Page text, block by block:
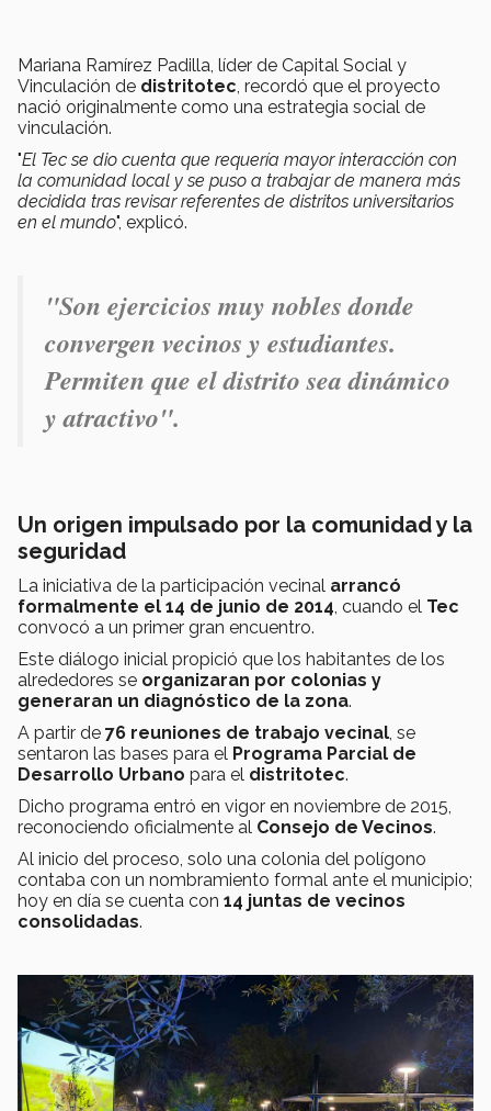
Mariana Ramírez Padilla, líder de Capital Social y
Vinculación de distritotec, recordó que el proyecto
nació originalmente como una estrategia social de
vinculación.
"El Tec se dio cuenta que requería mayor interacción con
la comunidad local y se puso a trabajar de manera más
decidida tras revisar referentes de distritos universitarios
en el mundo", explicó.
"Son ejercicios muy nobles donde
convergen vecinos y estudiantes.
Permiten que el distrito sea dinámico
y atractivo".
Un origen impulsado por la comunidad y la
seguridad
La iniciativa de la participación vecinal arrancó
formalmente el 14 de junio de 2014, cuando el Tec
convocó a un primer gran encuentro.
Este diálogo inicial propició que los habitantes de los
alrededores se organizaran por colonias y
generaran un diagnóstico de la zona.
A partir de 76 reuniones de trabajo vecinal, se
sentaron las bases para el Programa Parcial de
Desarrollo Urbano para el distritotec.
Dicho programa entró en vigor en noviembre de 2015,
reconociendo oficialmente al Consejo de Vecinos.
Al inicio del proceso, solo una colonia del polígono
contaba con un nombramiento formal ante el municipio;
hoy en día se cuenta con 14 juntas de vecinos
consolidadas.